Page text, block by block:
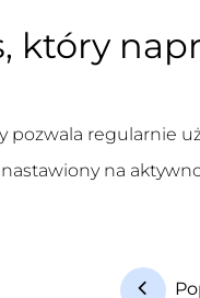
który
pozwala regularnie
na